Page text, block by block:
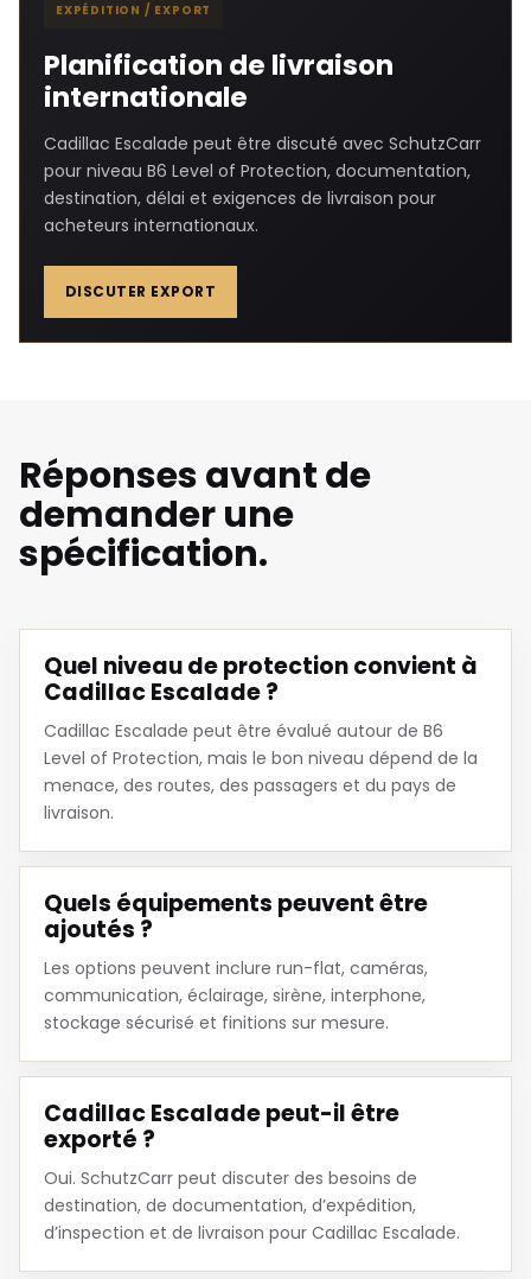
EXPÉDITION / EXPORT
Planification de livraison
internationale
Cadillac Escalade peut être discuté avec SchutzCarr
pour niveau B6 Level of Protection, documentation,
destination, délai et exigences de livraison pour
acheteurs internationaux.
DISCUTER EXPORT
Réponses avant de
demander une
spécification.
Quel niveau de protection convient à
Cadillac Escalade ?
Cadillac Escalade peut être évalué autour de B6
Level of Protection, mais le bon niveau dépend de la
menace, des routes, des passagers et du pays de
livraison.
Quels équipements peuvent être
ajoutés ?
Les options peuvent inclure run-flat, caméras,
communication, éclairage, sirène, interphone,
stockage sécurisé et finitions sur mesure.
Cadillac Escalade peut-il être
exporté ?
Oui. SchutzCarr peut discuter des besoins de
destination, de documentation, d’expédition,
d’inspection et de livraison pour Cadillac Escalade.